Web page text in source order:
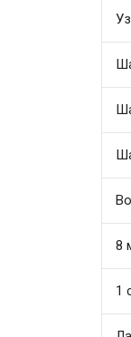
8
1